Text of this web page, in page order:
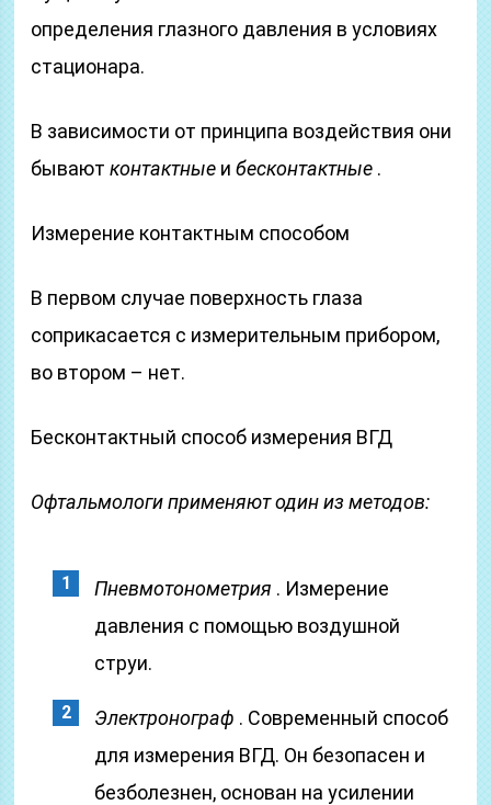
определения глазного давления в условиях
стационара.
В зависимости от принципа воздействия они
бываютконтактные ибесконтактные .
Измерение контактным способом
В первом случае поверхность глаза
соприкасается с измерительным прибором,
во втором – нет.
Бесконтактный способ измерения ВГД
Офтальмологи применяют один из методов:
Пневмотонометрия . Измерение
давления с помощью воздушной
струи.
Электронограф . Современный способ
для измерения ВГД. Он безопасен и
безболезнен, основан на усилении